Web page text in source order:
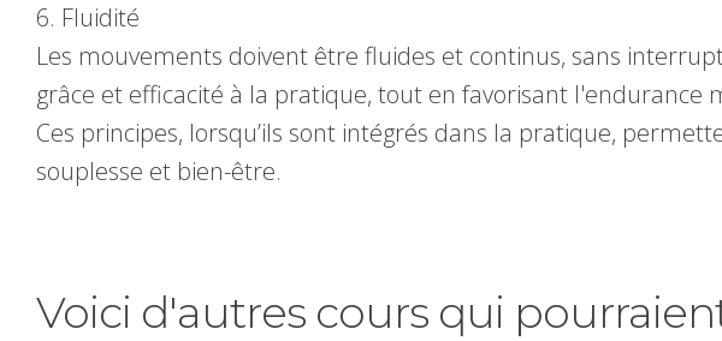
6. Fluidité
Les mouvements doivent être fluides et continus, sans
grâce et efficacité à la pratique, tout en favorisant l'endurance
Ces principes, lorsqu’ils sont intégrés dans la pratique,
souplesse et bien-être.
Voici d'autres cours qui